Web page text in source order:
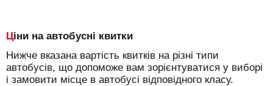
Ціни на автобусні квитки
Нижче вказана вартість квитків на різні типи
автобусів, що допоможе вам зорієнтуватися у виборі
і замовити місце в автобусі відповідного класу.